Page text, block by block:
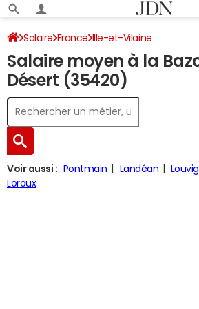
Salaire France Ille-et-Vilaine
Salaire moyen à la
Désert (35420)
Voir aussi : Pontmain Landéan
Loroux